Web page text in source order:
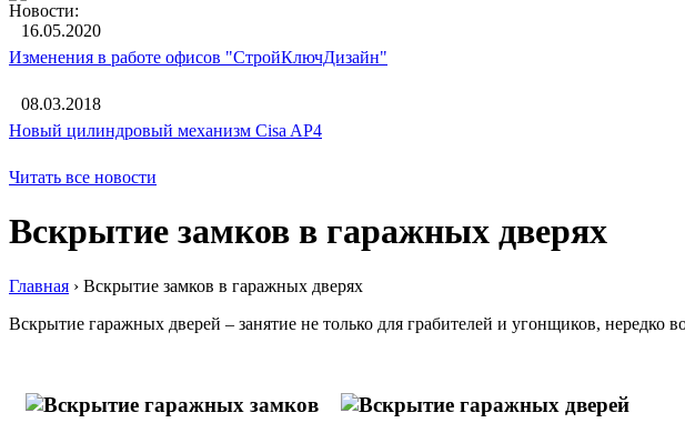
Новости:
16.05.2020
Изменения в работе офисов "СтройКлючДизайн"
08.03.2018
Новый цилиндровый механизм Cisa AP4
Читать все новости
Вскрытие замков в гаражных дверях
Главная › Вскрытие замков в гаражных дверях
Вскрытие гаражных дверей – занятие не только для грабителей и угонщиков, нередко